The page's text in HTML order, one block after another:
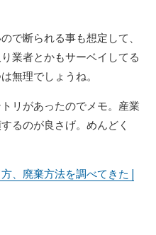
で断られる事も想定して、
業者とかもサーベイしてる
無理でしょうね。
リがあったのでメモ。産業
るのが良さげ。めんどく
、廃棄方法を調べてきた |